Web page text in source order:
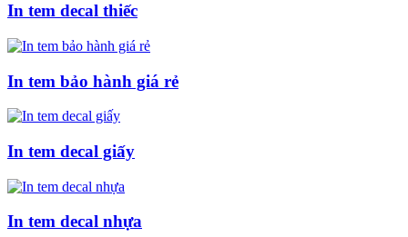
In tem decal thiếc
In tem bảo hành giá rẻ
In tem decal giấy
In tem decal nhựa